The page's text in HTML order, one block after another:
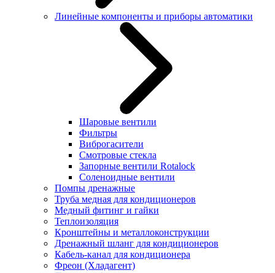
Линейные компоненты и приборы автоматики
Шаровые вентили
Фильтры
Виброгасители
Смотровые стекла
Запорные вентили Rotalock
Соленоидные вентили
Помпы дренажные
Труба медная для кондиционеров
Медный фитинг и гайки
Теплоизоляция
Кронштейны и металлоконструкции
Дренажный шланг для кондиционеров
Кабель-канал для кондиционера
Фреон (Хладагент)